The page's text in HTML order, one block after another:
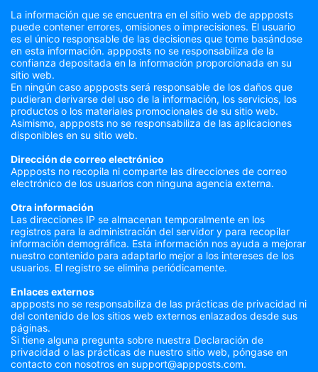
La información que se encuentra en el sitio web de appposts
puede contener errores, omisiones o imprecisiones. El usuario
es el único responsable de las decisiones que tome basándose
en esta información. appposts no se responsabiliza de la
confianza depositada en la información proporcionada en su
sitio web.
En ningún caso appposts será responsable de los daños que
pudieran derivarse del uso de la información, los servicios, los
productos o los materiales promocionales de su sitio web.
Asimismo, appposts no se responsabiliza de las aplicaciones
disponibles en su sitio web.
Dirección de correo electrónico
Appposts no recopila ni comparte las direcciones de correo
electrónico de los usuarios con ninguna agencia externa.
Otra información
Las direcciones IP se almacenan temporalmente en los
registros para la administración del servidor y para recopilar
información demográfica. Esta información nos ayuda a mejorar
nuestro contenido para adaptarlo mejor a los intereses de los
usuarios. El registro se elimina periódicamente.
Enlaces externos
appposts no se responsabiliza de las prácticas de privacidad ni
del contenido de los sitios web externos enlazados desde sus
páginas.
Si tiene alguna pregunta sobre nuestra Declaración de
privacidad o las prácticas de nuestro sitio web, póngase en
contacto con nosotros en support@appposts.com.